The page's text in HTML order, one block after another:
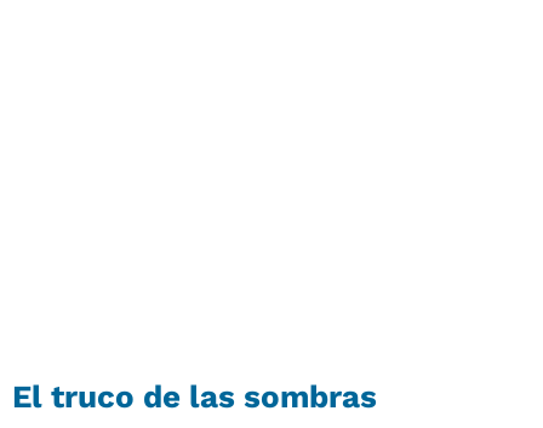
El truco de las sombras